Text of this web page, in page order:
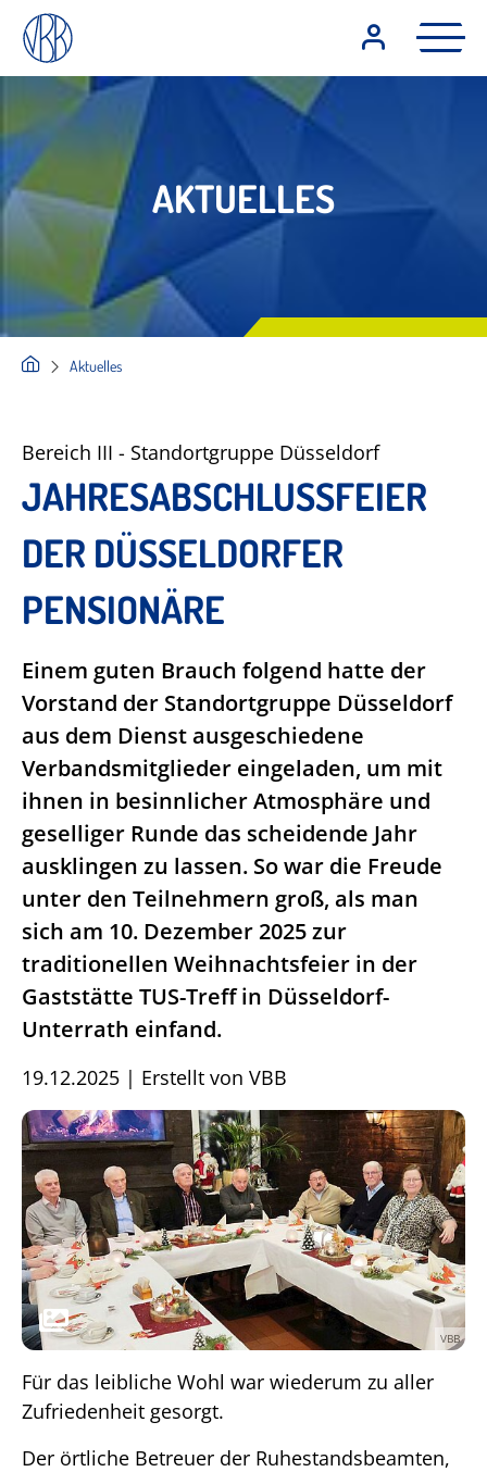
AKTUELLES
Aktuelles
Bereich III - Standortgruppe Düsseldorf
JAHRESABSCHLUSSFEIER
DER DÜSSELDORFER
PENSIONÄRE
Einem guten Brauch folgend hatte der
Vorstand der Standortgruppe Düsseldorf
aus dem Dienst ausgeschiedene
Verbandsmitglieder eingeladen, um mit
ihnen in besinnlicher Atmosphäre und
geselliger Runde das scheidende Jahr
ausklingen zu lassen. So war die Freude
unter den Teilnehmern groß, als man
sich am 10. Dezember 2025 zur
traditionellen Weihnachtsfeier in der
Gaststätte TUS-Treff in Düsseldorf-
Unterrath einfand.
19.12.2025 | Erstellt von VBB
VBB
Für das leibliche Wohl war wiederum zu aller
Zufriedenheit gesorgt.
Der örtliche Betreuer der Ruhestandsbeamten,